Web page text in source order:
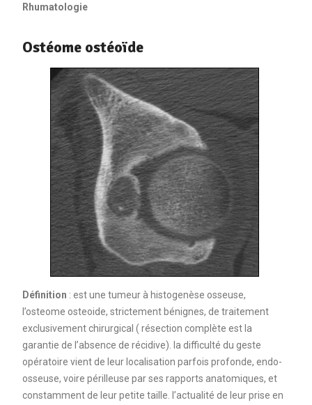
Rhumatologie
Ostéome ostéoïde
Définition : est une tumeur à histogenèse osseuse,
l’osteome osteoide, strictement bénignes, de traitement
exclusivement chirurgical ( résection complète est la
garantie de l’absence de récidive). la difficulté du geste
opératoire vient de leur localisation parfois profonde, endo-
osseuse, voire périlleuse par ses rapports anatomiques, et
constamment de leur petite taille. l’actualité de leur prise en